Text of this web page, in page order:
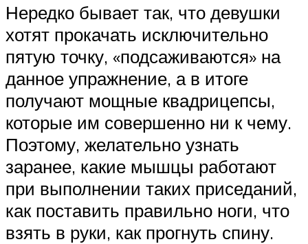
Нередко бывает так, что девушки
хотят прокачать исключительно
пятую точку, «подсаживаются» на
данное упражнение, а в итоге
получают мощные квадрицепсы,
которые им совершенно ни к чему.
Поэтому, желательно узнать
заранее, какие мышцы работают
при выполнении таких приседаний,
как поставить правильно ноги, что
взять в руки, как прогнуть спину.